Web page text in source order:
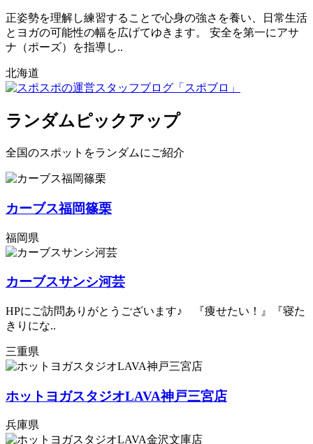
正姿勢を理解し練習することで心身の強さを養い、日常生活
とヨガの可能性の幅を広げてゆきます。 安全を第一にアサ
ナ（ポーズ）を指導し..
北海道
ランダムピックアップ
全国のスポットをランダムにご紹介
カーブス福岡篠栗
福岡県
カーブスサンシ河芸
HPにご訪問ありがとうございます♪ 『痩せたい！』『寝た
きりにな..
三重県
ホットヨガスタジオLAVA神戸三宮店
兵庫県